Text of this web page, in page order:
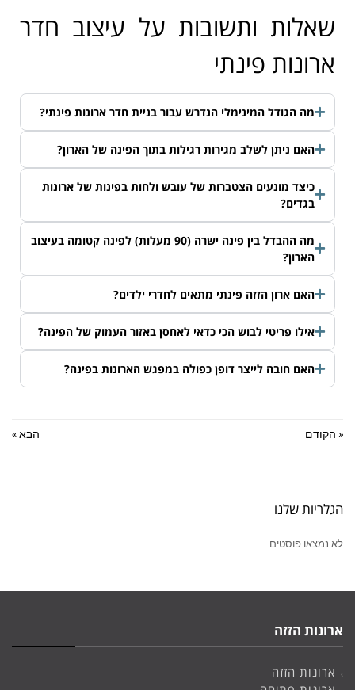
שאלות ותשובות על עיצוב חדר
ארונות פינתי
מה הגודל המינימלי הנדרש עבור בניית חדר ארונות פינתי?
האם ניתן לשלב מגירות רגילות בתוך הפינה של הארון?
כיצד מונעים הצטברות של עובש ולחות בפינות של ארונות
בגדים?
מה ההבדל בין פינה ישרה (90 מעלות) לפינה קטומה בעיצוב
הארון?
האם ארון הזזה פינתי מתאים לחדרי ילדים?
אילו פריטי לבוש הכי כדאי לאחסן באזור העמוק של הפינה?
האם חובה לייצר דופן כפולה במפגש הארונות בפינה?
« הקודם הבא »
הגלריות שלנו
לא נמצאו פוסטים.
ארונות הזזה
ארונות הזזה